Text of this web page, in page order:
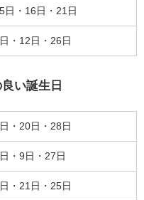
日・16日・21日
・12日・26日
い誕生日
・20日・28日
・9日・27日
・21日・25日